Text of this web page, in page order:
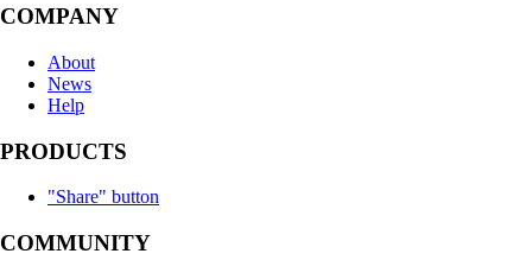
COMPANY
About
News
Help
PRODUCTS
"Share" button
COMMUNITY